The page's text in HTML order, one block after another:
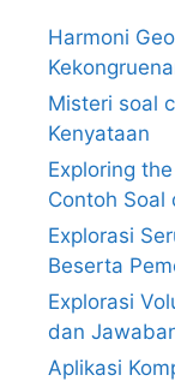
Harmoni
Misteri soal
Kenyataan
Exploring
Contoh Soal
Explorasi
Beserta
Explorasi
dan
Aplikasi